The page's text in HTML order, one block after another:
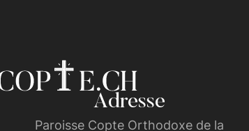
Adresse
Paroisse Copte Orthodoxe de la